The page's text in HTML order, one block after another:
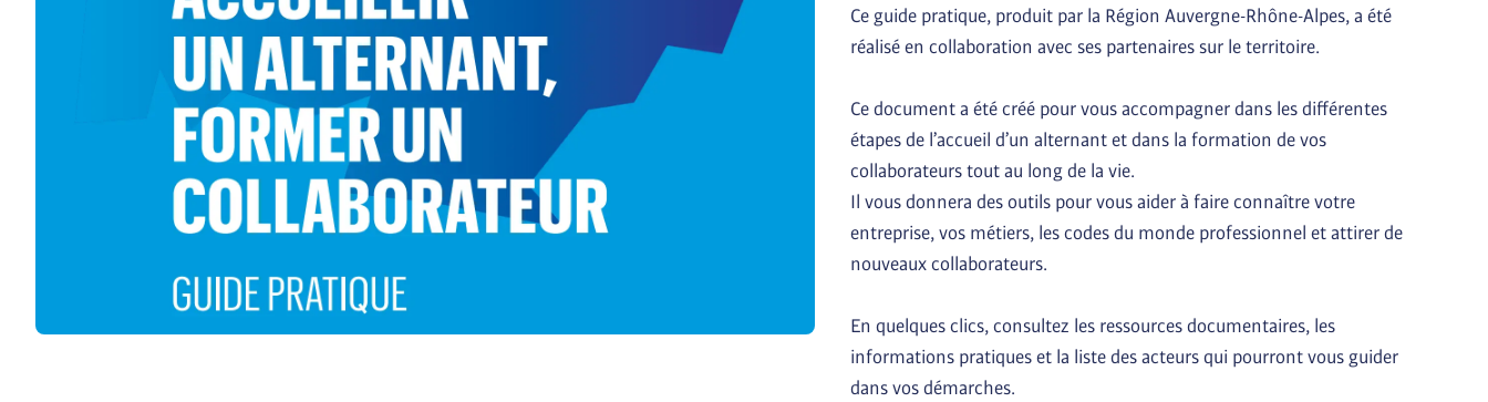
Ce guide pratique, produit par la Région Auvergne-Rhône-Alpes, a été
réalisé en collaboration avec ses partenaires sur le territoire.
Ce document a été créé pour vous accompagner dans les différentes
étapes de l’accueil d’un alternant et dans la formation de vos
collaborateurs tout au long de la vie.
Il vous donnera des outils pour vous aider à faire connaître votre
entreprise, vos métiers, les codes du monde professionnel et attirer de
nouveaux collaborateurs.
En quelques clics, consultez les ressources documentaires, les
informations pratiques et la liste des acteurs qui pourront vous guider
dans vos démarches.